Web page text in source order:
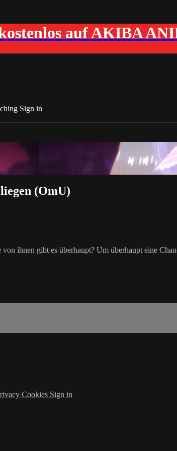
auf AKIBA
Sign in
(OmU)
ihnen gibt es überhaupt? Um überhaupt eine
Cookies Sign in